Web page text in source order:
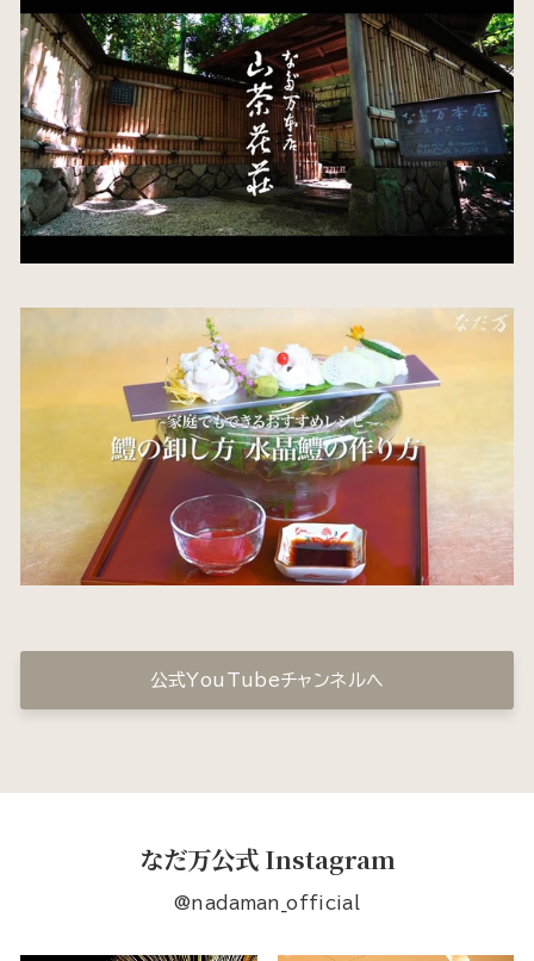
公式YouTubeチャンネルへ
なだ万公式 Instagram
@nadaman_official